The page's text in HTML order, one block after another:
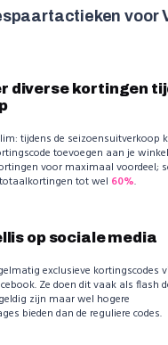
voor
diverse kortingen
tijdens de seizoensuitverkoop
toevoegen aan je
voor maximaal voordeel;
tot wel 60%.
op sociale media
exclusieve kortingscodes
Ze doen dit vaak als flash
zijn maar wel hogere
bieden dan de reguliere codes.